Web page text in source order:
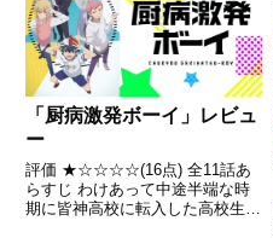
「厨病激発ボーイ」レビュ
ー
評価 ★☆☆☆☆(16点) 全11話あ
らすじ わけあって中途半端な時
期に皆神高校に転入した高校生、